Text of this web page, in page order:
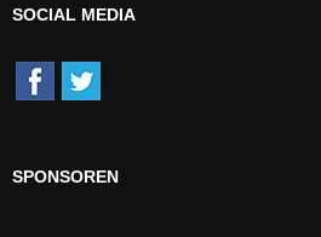
SOCIAL MEDIA
SPONSOREN